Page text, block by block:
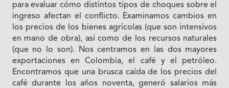
para evaluar cómo distintos tipos de choques sobre el
ingreso afectan el conflicto. Examinamos cambios en
los precios de los bienes agrícolas (que son intensivos
en mano de obra), así como de los recursos naturales
(que no lo son). Nos centramos en las dos mayores
exportaciones en Colombia, el café y el petróleo.
Encontramos que una brusca caída de los precios del
café durante los años noventa, generó salarios más